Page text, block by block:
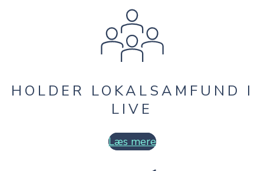
HOLDER LOKALSAMFUND I
LIVE
Læs mere